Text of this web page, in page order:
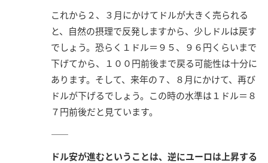
これから２、３月にかけてドルが大きく売られる
と、自然の摂理で反発しますから、少しドルは戻す
でしょう。恐らく１ドル＝９５、９６円くらいまで
下げてから、１００円前後まで戻る可能性は十分に
あります。そして、来年の７、８月にかけて、再び
ドルが下げるでしょう。この時の水準は１ドル＝８
７円前後だと見ています。
――
ドル安が進むということは、逆にユーロは上昇する